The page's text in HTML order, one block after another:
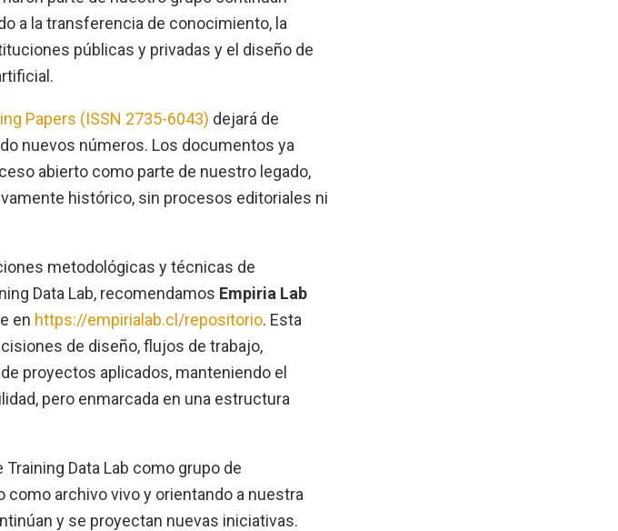
a la transferencia de conocimiento, la
públicas y privadas y el diseño de
Papers (ISSN 2735-6043) dejará de
nuevos números. Los documentos ya
abierto como parte de nuestro legado,
histórico, sin procesos editoriales ni
metodológicas y técnicas de
Data Lab, recomendamos Empiria Lab
en https://empirialab.cl/repositorio. Esta
de diseño, flujos de trabajo,
proyectos aplicados, manteniendo el
pero enmarcada en una estructura
Data Lab como grupo de
archivo vivo y orientando a nuestra
y se proyectan nuevas iniciativas.